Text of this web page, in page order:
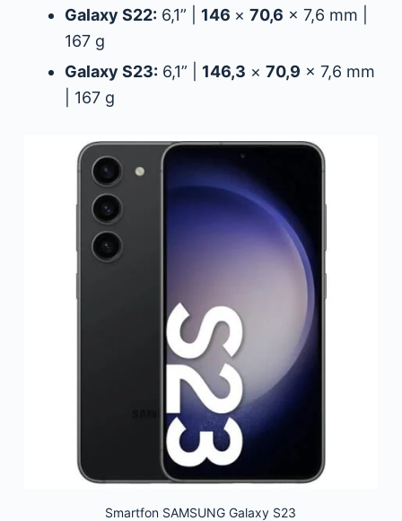
Galaxy S22: 6,1” | 146 × 70,6 × 7,6 mm |
167 g
Galaxy S23: 6,1” | 146,3 × 70,9 × 7,6 mm
| 167 g
Smartfon SAMSUNG Galaxy S23